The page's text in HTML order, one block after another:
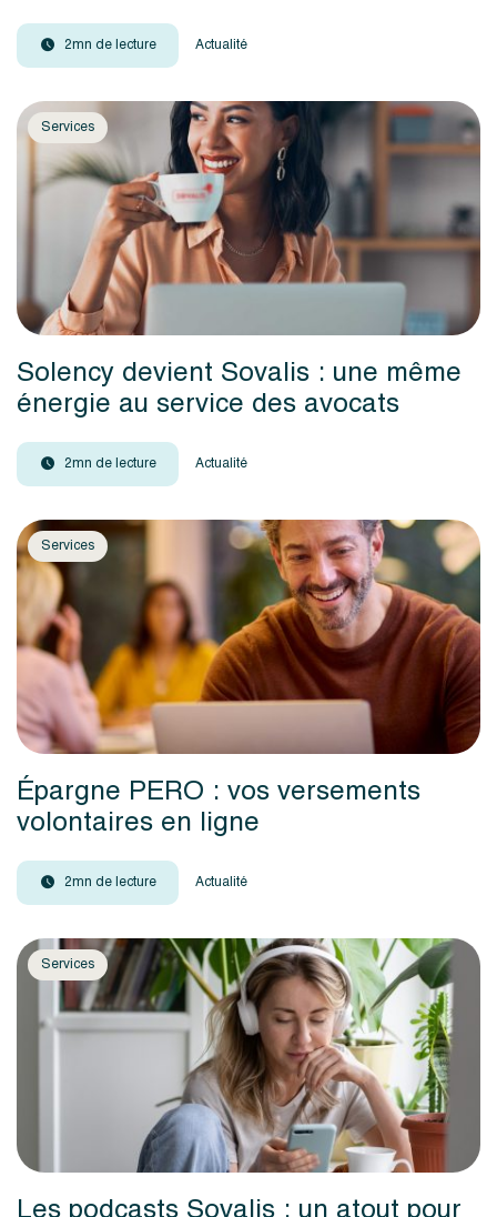
2mn de lecture Actualité
Services
Solency devient Sovalis : une même
énergie au service des avocats
2mn de lecture Actualité
Services
Épargne PERO : vos versements
volontaires en ligne
2mn de lecture Actualité
Services